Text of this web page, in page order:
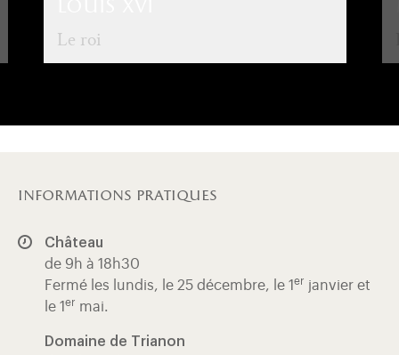
Le roi
informations pratiques
Château
de 9h à 18h30
Fermé les lundis, le 25 décembre, le 1 er janvier et
le 1 er mai.
Domaine de Trianon